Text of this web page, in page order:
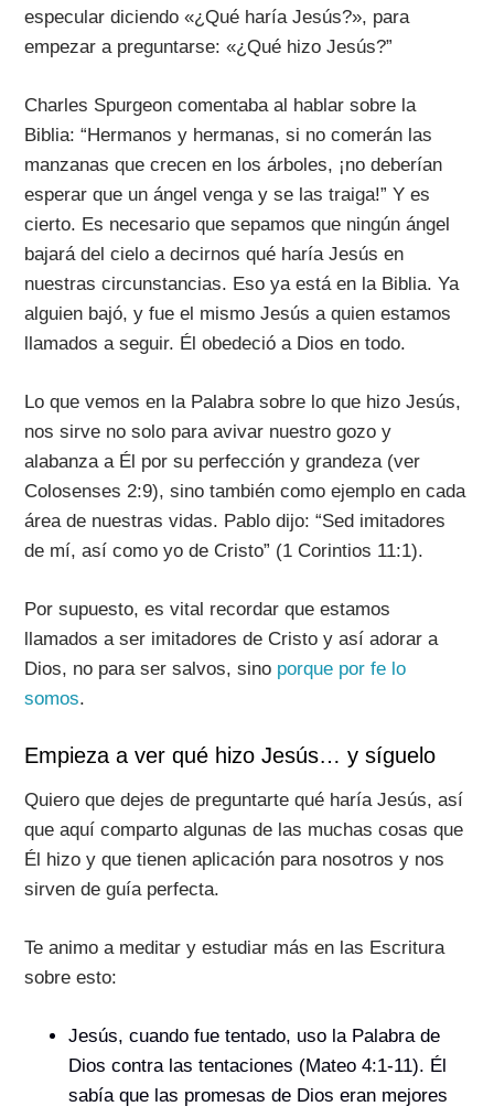
especular diciendo «¿Qué haría Jesús?», para
empezar a preguntarse: «¿Qué hizo Jesús?”
Charles Spurgeon comentaba al hablar sobre la
Biblia: “Hermanos y hermanas, si no comerán las
manzanas que crecen en los árboles, ¡no deberían
esperar que un ángel venga y se las traiga!” Y es
cierto. Es necesario que sepamos que ningún ángel
bajará del cielo a decirnos qué haría Jesús en
nuestras circunstancias. Eso ya está en la Biblia. Ya
alguien bajó, y fue el mismo Jesús a quien estamos
llamados a seguir. Él obedeció a Dios en todo.
Lo que vemos en la Palabra sobre lo que hizo Jesús,
nos sirve no solo para avivar nuestro gozo y
alabanza a Él por su perfección y grandeza (ver
Colosenses 2:9), sino también como ejemplo en cada
área de nuestras vidas. Pablo dijo: “Sed imitadores
de mí, así como yo de Cristo” (1 Corintios 11:1).
Por supuesto, es vital recordar que estamos
llamados a ser imitadores de Cristo y así adorar a
Dios, no para ser salvos, sino porque por fe lo
somos.
Empieza a ver qué hizo Jesús… y síguelo
Quiero que dejes de preguntarte qué haría Jesús, así
que aquí comparto algunas de las muchas cosas que
Él hizo y que tienen aplicación para nosotros y nos
sirven de guía perfecta.
Te animo a meditar y estudiar más en las Escritura
sobre esto:
Jesús, cuando fue tentado, uso la Palabra de
Dios contra las tentaciones (Mateo 4:1-11). Él
sabía que las promesas de Dios eran mejores